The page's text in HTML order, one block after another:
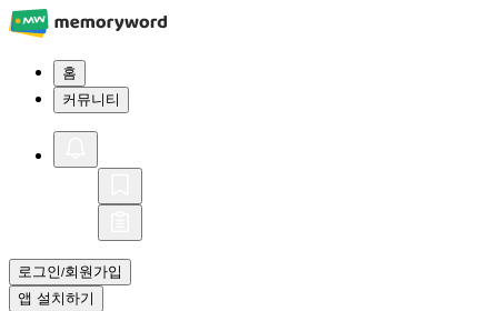
홈
커뮤니티
로그인/회원가입
앱 설치하기